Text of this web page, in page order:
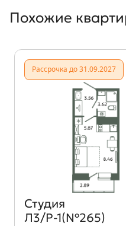
Похожие
Рассрочка до 31.09.2027
Объект
Студия
Л3/Р-1(№265)